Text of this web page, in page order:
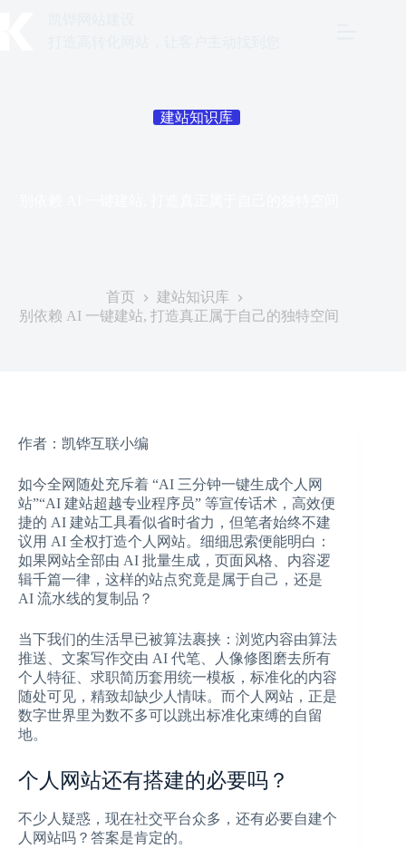
建站知识库
首页
建站知识库
别依赖 AI 一键建站, 打造真正属于自己的独特空间
作者：凯铧互联小编
如今全网随处充斥着 “AI 三分钟一键生成个人网
站”“AI 建站超越专业程序员” 等宣传话术，高效便
捷的 AI 建站工具看似省时省力，但笔者始终不建
议用 AI 全权打造个人网站。细细思索便能明白：
如果网站全部由 AI 批量生成，页面风格、内容逻
辑千篇一律，这样的站点究竟是属于自己，还是
AI 流水线的复制品？
当下我们的生活早已被算法裹挟：浏览内容由算法
推送、文案写作交由 AI 代笔、人像修图磨去所有
个人特征、求职简历套用统一模板，标准化的内容
随处可见，精致却缺少人情味。而个人网站，正是
数字世界里为数不多可以跳出标准化束缚的自留
地。
个人网站还有搭建的必要吗？
不少人疑惑，现在社交平台众多，还有必要自建个
人网站吗？答案是肯定的。